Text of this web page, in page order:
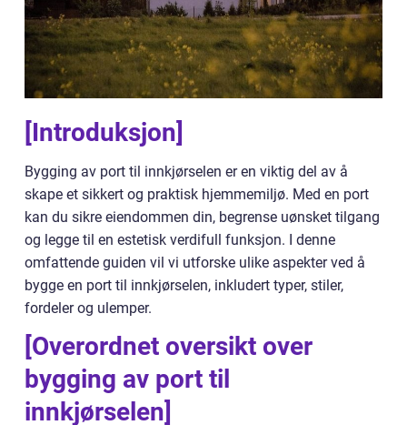
[Introduksjon]
Bygging av port til innkjørselen er en viktig del av å
skape et sikkert og praktisk hjemmemiljø. Med en port
kan du sikre eiendommen din, begrense uønsket tilgang
og legge til en estetisk verdifull funksjon. I denne
omfattende guiden vil vi utforske ulike aspekter ved å
bygge en port til innkjørselen, inkludert typer, stiler,
fordeler og ulemper.
[Overordnet oversikt over
bygging av port til
innkjørselen]